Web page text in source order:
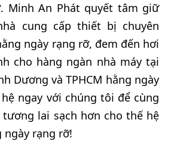
Minh An Phát quyết tâm giữ
cung cấp thiết bị chuyên
ngày rạng rỡ, đem đến hơi
cho hàng ngàn nhà máy tại
Dương và TPHCM hằng ngày
ngay với chúng tôi để cùng
lai sạch hơn cho thế hệ
ngày rạng rỡ!